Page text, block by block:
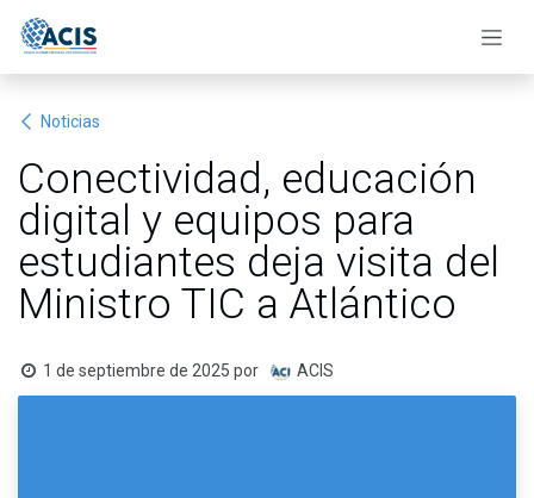
Noticias
Conectividad, educación
digital y equipos para
estudiantes deja visita del
Ministro TIC a Atlántico
1 de septiembre de 2025 por ACIS